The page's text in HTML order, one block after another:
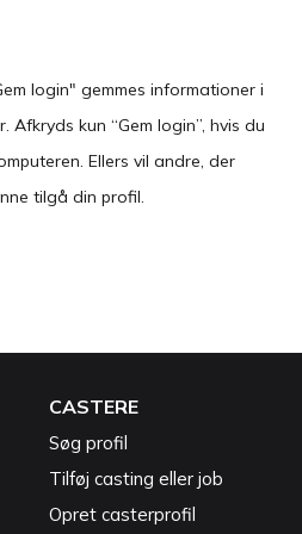
login" gemmes informationer i
kun “Gem login”, hvis du
Ellers vil andre, der
tilgå din profil.
CASTERE
Søg profil
Tilføj casting eller job
Opret casterprofil